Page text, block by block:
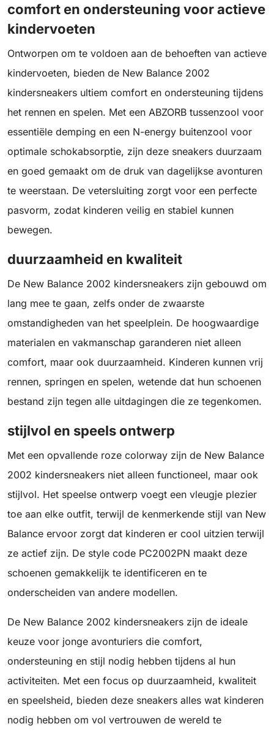
comfort en ondersteuning voor actieve
kindervoeten
Ontworpen om te voldoen aan de behoeften van actieve
kindervoeten, bieden de New Balance 2002
kindersneakers ultiem comfort en ondersteuning tijdens
het rennen en spelen. Met een ABZORB tussenzool voor
essentiële demping en een N-energy buitenzool voor
optimale schokabsorptie, zijn deze sneakers duurzaam
en goed gemaakt om de druk van dagelijkse avonturen
te weerstaan. De vetersluiting zorgt voor een perfecte
pasvorm, zodat kinderen veilig en stabiel kunnen
bewegen.
duurzaamheid en kwaliteit
De New Balance 2002 kindersneakers zijn gebouwd om
lang mee te gaan, zelfs onder de zwaarste
omstandigheden van het speelplein. De hoogwaardige
materialen en vakmanschap garanderen niet alleen
comfort, maar ook duurzaamheid. Kinderen kunnen vrij
rennen, springen en spelen, wetende dat hun schoenen
bestand zijn tegen alle uitdagingen die ze tegenkomen.
stijlvol en speels ontwerp
Met een opvallende roze colorway zijn de New Balance
2002 kindersneakers niet alleen functioneel, maar ook
stijlvol. Het speelse ontwerp voegt een vleugje plezier
toe aan elke outfit, terwijl de kenmerkende stijl van New
Balance ervoor zorgt dat kinderen er cool uitzien terwijl
ze actief zijn. De style code PC2002PN maakt deze
schoenen gemakkelijk te identificeren en te
onderscheiden van andere modellen.
De New Balance 2002 kindersneakers zijn de ideale
keuze voor jonge avonturiers die comfort,
ondersteuning en stijl nodig hebben tijdens al hun
activiteiten. Met een focus op duurzaamheid, kwaliteit
en speelsheid, bieden deze sneakers alles wat kinderen
nodig hebben om vol vertrouwen de wereld te